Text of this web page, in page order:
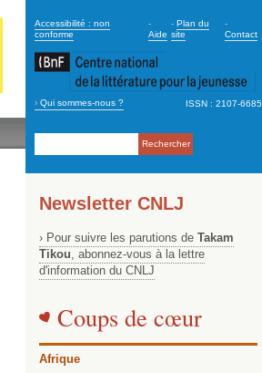
secondary_2
Accessibilité : non
conforme
-
Aide
-Plan du
site
-
Contact
Navigation
› Qui sommes-nous ? ISSN : 2107-6685
Newsletter CNLJ
› Pour suivre les parutions de Takam
Tikou, abonnez-vous à la lettre
d'information du CNLJ
Coups de cœur
Afrique